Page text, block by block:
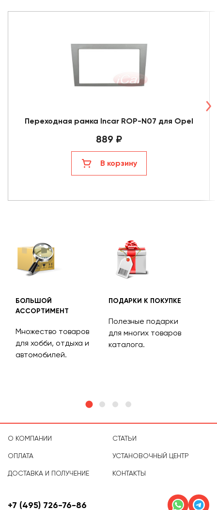
Переходная рамка Incar ROP-N07 для Opel
889 ₽
В корзину
БОЛЬШОЙ
АССОРТИМЕНТ
Множество товаров
для хобби, отдыха и
автомобилей.
ПОДАРКИ К ПОКУПКЕ
Полезные подарки
для многих товаров
каталога.
О КОМПАНИИ
ОПЛАТА
ДОСТАВКА И ПОЛУЧЕНИЕ
СТАТЬИ
УСТАНОВОЧНЫЙ ЦЕНТР
КОНТАКТЫ
+7 (495) 726-76-86